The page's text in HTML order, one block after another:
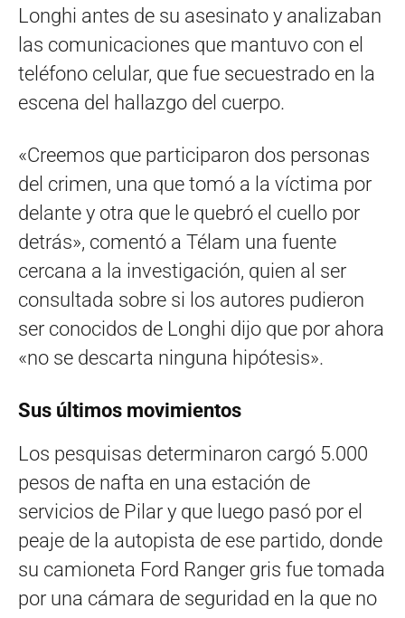
Longhi antes de su asesinato y analizaban
las comunicaciones que mantuvo con el
teléfono celular, que fue secuestrado en la
escena del hallazgo del cuerpo.
«Creemos que participaron dos personas
del crimen, una que tomó a la víctima por
delante y otra que le quebró el cuello por
detrás», comentó a Télam una fuente
cercana a la investigación, quien al ser
consultada sobre si los autores pudieron
ser conocidos de Longhi dijo que por ahora
«no se descarta ninguna hipótesis».
Sus últimos movimientos
Los pesquisas determinaron cargó 5.000
pesos de nafta en una estación de
servicios de Pilar y que luego pasó por el
peaje de la autopista de ese partido, donde
su camioneta Ford Ranger gris fue tomada
por una cámara de seguridad en la que no